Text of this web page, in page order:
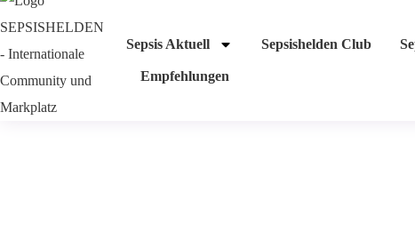
Sepsis Aktuell Sepsishelden Club
Empfehlungen